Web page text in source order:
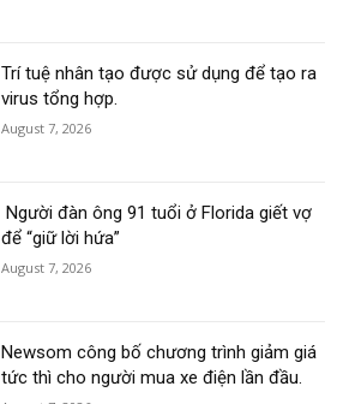
Trí tuệ nhân tạo được sử dụng để tạo ra
virus tổng hợp.
August 7, 2026
Người đàn ông 91 tuổi ở Florida giết vợ
để “giữ lời hứa”
August 7, 2026
Newsom công bố chương trình giảm giá
tức thì cho người mua xe điện lần đầu.